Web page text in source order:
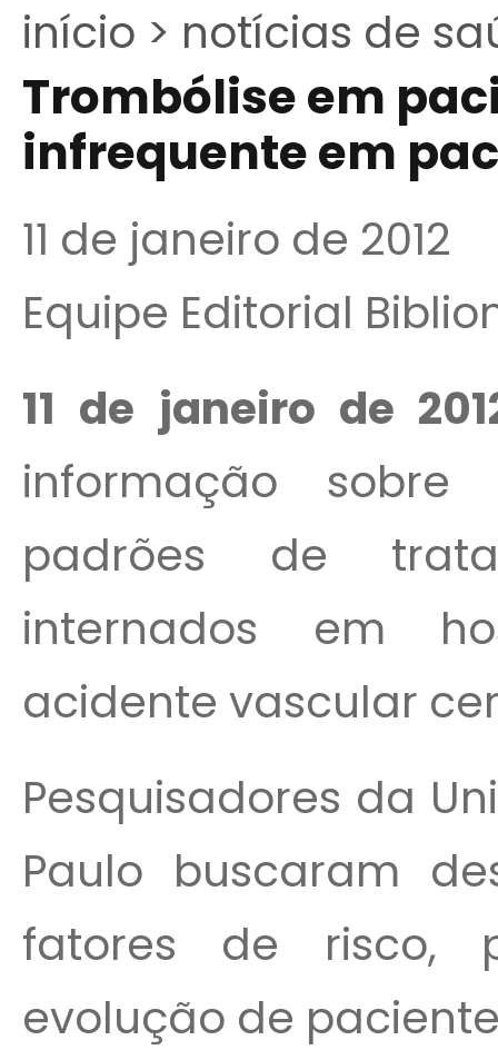
início > notícias de
Trombólise em
infrequente em
11 de janeiro de 2012
Equipe Editorial
11 de janeiro de
informação
padrões de
internados em
acidente vascular
Pesquisadores da
Paulo buscaram
fatores de risco,
evolução de